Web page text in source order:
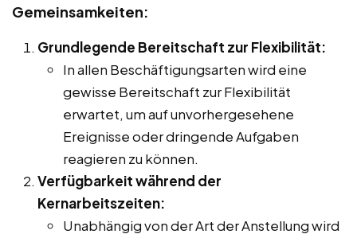
Gemeinsamkeiten:
Grundlegende Bereitschaft zur Flexibilität:
In allen Beschäftigungsarten wird eine
gewisse Bereitschaft zur Flexibilität
erwartet, um auf unvorhergesehene
Ereignisse oder dringende Aufgaben
reagieren zu können.
Verfügbarkeit während der
Kernarbeitszeiten:
Unabhängig von der Art der Anstellung wird